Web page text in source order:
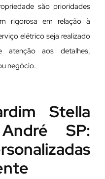
são prioridades
rigorosa em relação à
elétrico seja realizado
aos detalhes,
negócio.
Stella
SP: